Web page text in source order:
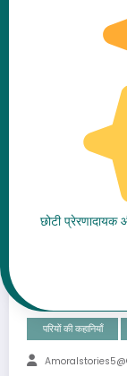
छोटी
(रापुंज़ेल
और
परियों की कहानियाँ